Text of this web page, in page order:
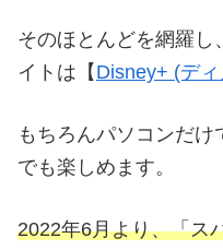
そのほとんどを網羅し
イトは【 Disney+ (デ
もちろんパソコンだ
でも楽しめます。
2022年6月より、「ス